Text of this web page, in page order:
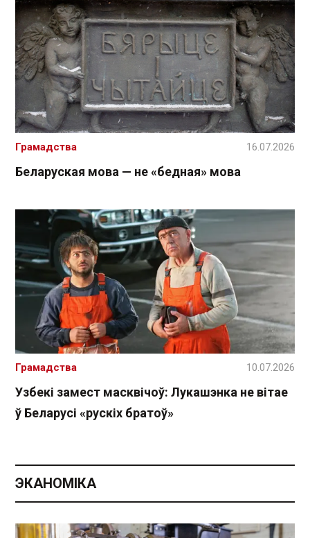
Беларуская мова — не «бедная» мова
Грамадства 16.07.2026
Узбекі замест масквічоў: Лукашэнка не вітае
ў Беларусі «рускіх братоў»
Грамадства 10.07.2026
ЭКАНОМІКА